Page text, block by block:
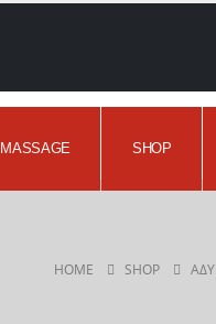
MASSAGE SHOP
HOME SHOP